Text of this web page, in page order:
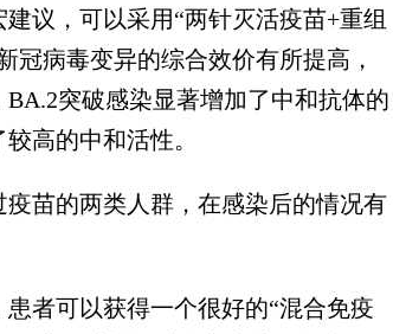
，可以采用“两针灭活疫苗+重组
冠病毒变异的综合效价有所提高，
突破感染显著增加了中和抗体的
高的中和活性。
苗的两类人群，在感染后的情况有
者可以获得一个很好的“混合免疫